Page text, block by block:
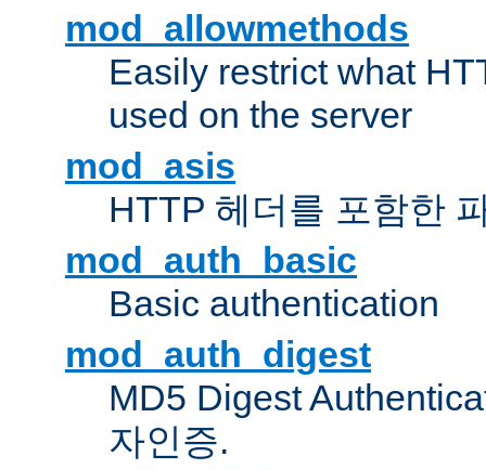
mod_allowmethods
Easily restrict what
used on the server
mod_asis
HTTP 헤더를 포함한
mod_auth_basic
Basic authentication
mod_auth_digest
MD5 Digest
자인증.